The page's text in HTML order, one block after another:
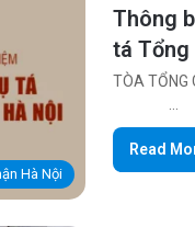
Hà Nội
Thông
tá Tổng
TÒA TỔNG
…
Read